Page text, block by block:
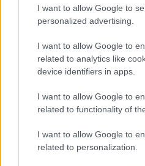
I want to allow Google to
personalized advertising.
I want to allow Google to
related to analytics like
device identifiers in apps.
I want to allow Google to
related to functionality of
I want to allow Google to
related to personalization.
ELSTARTOLT A